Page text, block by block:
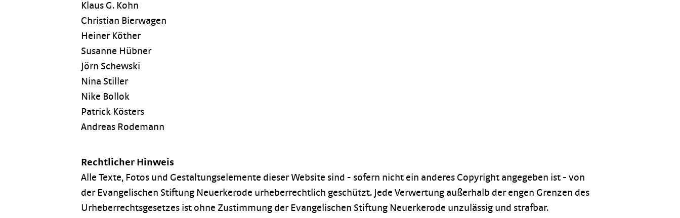
Klaus G. Kohn
Christian Bierwagen
Heiner Köther
Susanne Hübner
Jörn Schewski
Nina Stiller
Nike Bollok
Patrick Kösters
Andreas Rodemann
Rechtlicher Hinweis
Alle Texte, Fotos und Gestaltungselemente dieser Website sind - sofern nicht ein anderes Copyright angegeben ist - von
der Evangelischen Stiftung Neuerkerode urheberrechtlich geschützt. Jede Verwertung außerhalb der engen Grenzen des
Urheberrechtsgesetzes ist ohne Zustimmung der Evangelischen Stiftung Neuerkerode unzulässig und strafbar.